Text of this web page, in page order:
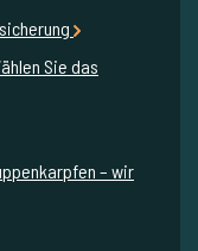
Sie das
– wir